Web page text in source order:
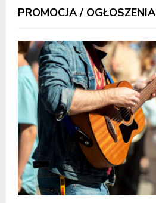
PROMOCJA / OGŁOSZENIA